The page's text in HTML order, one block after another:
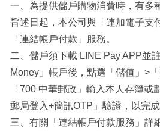
一、為提供儲戶購物消費時，有多
旨述日起，本公司與「連加電子支
「連結帳戶付款」服務。
二、儲戶須下載 LINE Pay APP並
Money」帳戶後，點選「儲值」>
「700 中華郵政」輸入本人存簿或
郵局登入+簡訊OTP」驗證，以完成
三、有關「連結帳戶付款服務」詳